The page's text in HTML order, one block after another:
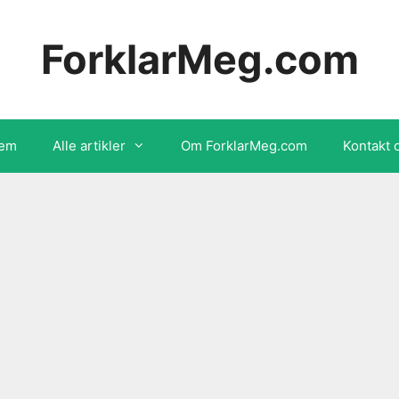
ForklarMeg.com
Alle artikler Om ForklarMeg.com Kontakt